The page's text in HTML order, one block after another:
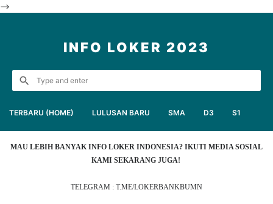
-->
INFO LOKER 2023
TERBARU (HOME) LULUSAN BARU SMA D3 S1
MAU LEBIH BANYAK INFO LOKER INDONESIA? IKUTI MEDIA SOSIAL
KAMI SEKARANG JUGA!
TELEGRAM : T.ME/LOKERBANKBUMN